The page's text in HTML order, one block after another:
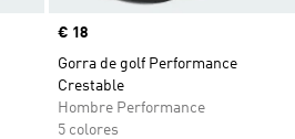
Precio
€ 18
Gorra de golf Performance
Crestable
Hombre Performance
5 colores